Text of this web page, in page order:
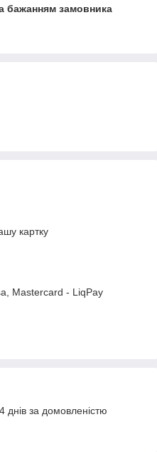
бажанням замовника
картку
Mastercard - LiqPay
за домовленістю